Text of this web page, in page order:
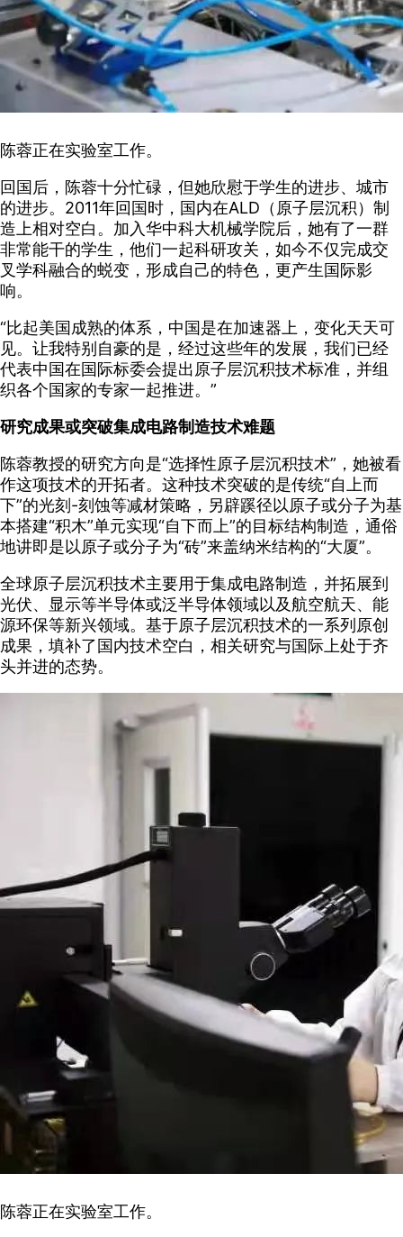
陈蓉正在实验室工作。
回国后，陈蓉十分忙碌，但她欣慰于学生的进步、城市
的进步。2011年回国时，国内在ALD（原子层沉积）制
造上相对空白。加入华中科大机械学院后，她有了一群
非常能干的学生，他们一起科研攻关，如今不仅完成交
叉学科融合的蜕变，形成自己的特色，更产生国际影
响。
“比起美国成熟的体系，中国是在加速器上，变化天天可
见。让我特别自豪的是，经过这些年的发展，我们已经
代表中国在国际标委会提出原子层沉积技术标准，并组
织各个国家的专家一起推进。”
研究成果或突破集成电路制造技术难题
陈蓉教授的研究方向是“选择性原子层沉积技术”，她被看
作这项技术的开拓者。这种技术突破的是传统“自上而
下”的光刻-刻蚀等减材策略，另辟蹊径以原子或分子为基
本搭建“积木”单元实现“自下而上”的目标结构制造，通俗
地讲即是以原子或分子为“砖”来盖纳米结构的“大厦”。
全球原子层沉积技术主要用于集成电路制造，并拓展到
光伏、显示等半导体或泛半导体领域以及航空航天、能
源环保等新兴领域。基于原子层沉积技术的一系列原创
成果，填补了国内技术空白，相关研究与国际上处于齐
头并进的态势。
陈蓉正在实验室工作。